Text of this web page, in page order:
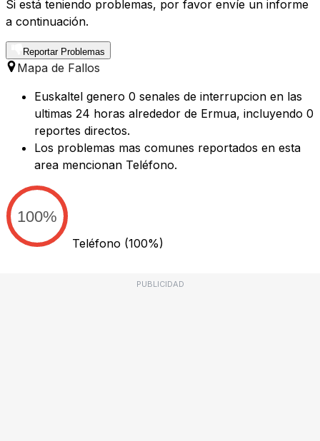
Si está teniendo problemas, por favor envíe un informe
a continuación.
Reportar Problemas
Mapa de Fallos
Euskaltel genero 0 senales de interrupcion en las
ultimas 24 horas alrededor de Ermua, incluyendo 0
reportes directos.
Los problemas mas comunes reportados en esta
area mencionan Teléfono.
100%
Teléfono (100%)
PUBLICIDAD